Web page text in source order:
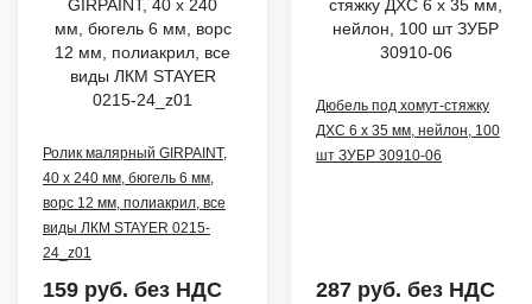
Ролик малярный GIRPAINT,
40 х 240 мм, бюгель 6 мм,
ворс 12 мм, полиакрил, все
виды ЛКМ STAYER 0215-
24_z01
159 руб. без НДС
Дюбель под хомут-стяжку
ДХС 6 x 35 мм, нейлон, 100
шт ЗУБР 30910-06
287 руб. без НДС